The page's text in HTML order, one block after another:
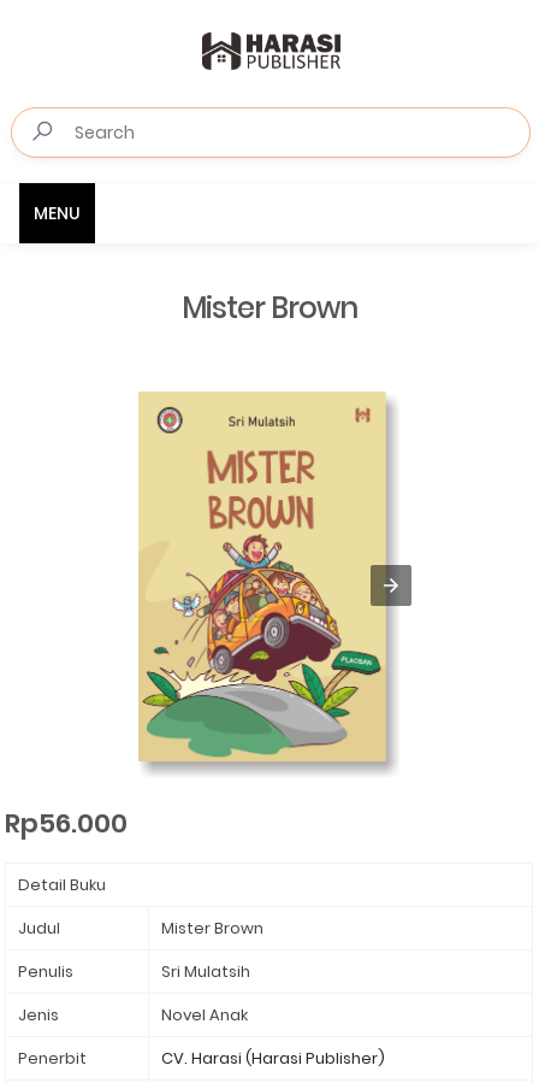
MENU
Mister Brown
Rp56.000
Detail Buku
Judul
Mister Brown
Penulis
Sri Mulatsih
Jenis
Novel Anak
Penerbit